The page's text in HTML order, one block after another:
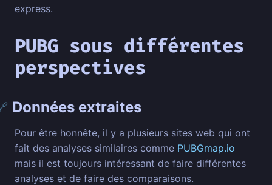
express.
PUBG sous différentes
perspectives
Données extraites
Pour être honnête, il y a plusieurs sites web qui ont
fait des analyses similaires comme PUBGmap.io
mais il est toujours intéressant de faire différentes
analyses et de faire des comparaisons.